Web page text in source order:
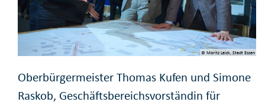
© Moritz Leick, Stadt Essen
Oberbürgermeister Thomas Kufen und Simone
Raskob, Geschäftsbereichsvorständin für